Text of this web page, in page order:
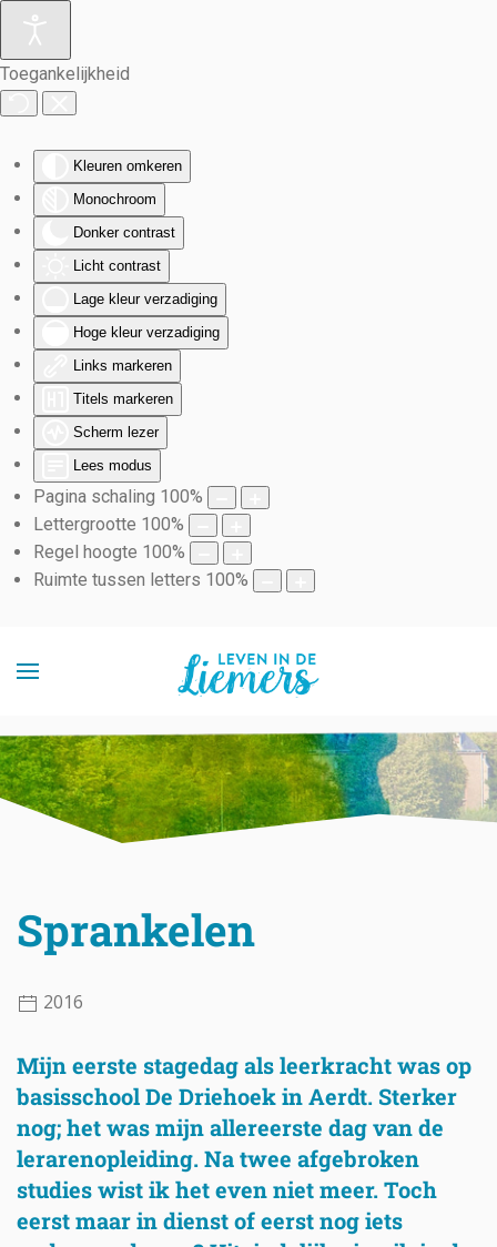
Toegankelijkheid
Kleuren omkeren
Monochroom
Donker contrast
Licht contrast
Lage kleur verzadiging
Hoge kleur verzadiging
Links markeren
Titels markeren
Scherm lezer
Lees modus
Pagina schaling 100%
Lettergrootte 100%
Regel hoogte 100%
Ruimte tussen letters 100%
Terug naar hoofdinhoud
Sprankelen
2016
Mijn eerste stagedag als leerkracht was op
basisschool De Driehoek in Aerdt. Sterker
nog; het was mijn allereerste dag van de
lerarenopleiding. Na twee afgebroken
studies wist ik het even niet meer. Toch
eerst maar in dienst of eerst nog iets